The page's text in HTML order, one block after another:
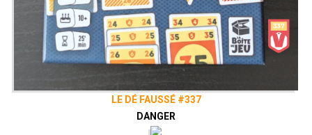
LE DÉ FAUSSÉ #337
DANGER